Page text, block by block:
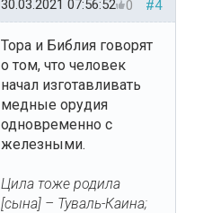
#4
0
30.03.2021 07:56:52
Тора и Библия говорят
о том, что человек
начал изготавливать
медные орудия
одновременно с
железными.
Цила тоже родила
[сына] – Туваль-Каина;